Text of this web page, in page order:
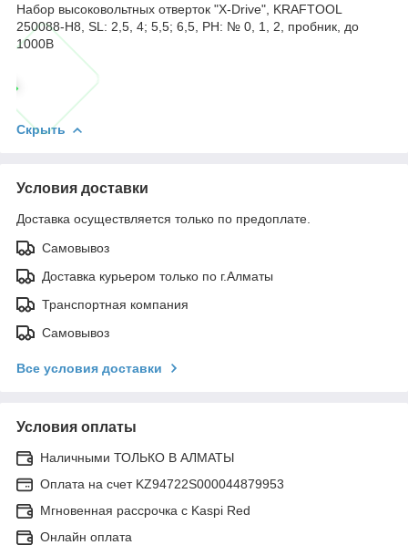
Набор высоковольтных отверток "X-Drive", KRAFTOOL
250088-H8, SL: 2,5, 4; 5,5; 6,5, PH: № 0, 1, 2, пробник, до
1000В
Скрыть
Условия доставки
Доставка осуществляется только по предоплате.
Самовывоз
Доставка курьером только по г.Алматы
Транспортная компания
Самовывоз
Все условия доставки
Условия оплаты
Наличными ТОЛЬКО В АЛМАТЫ
Оплата на счет KZ94722S000044879953
Мгновенная рассрочка с Kaspi Red
Онлайн оплата